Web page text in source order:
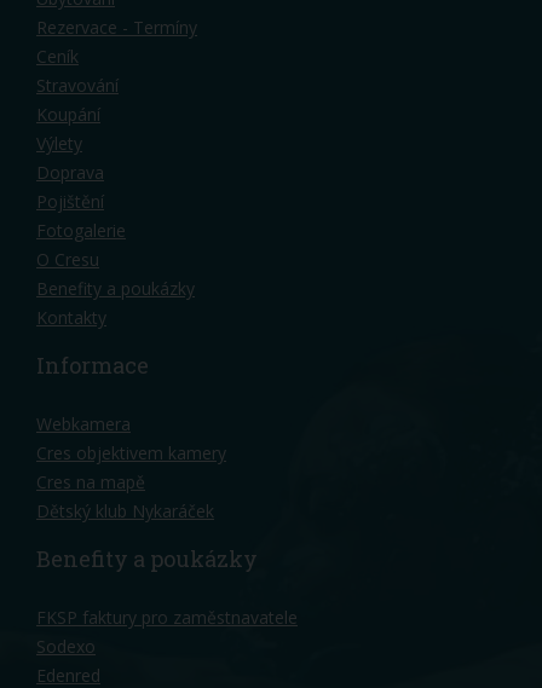
Rezervace - Termíny
Ceník
Stravování
Koupání
Výlety
Doprava
Pojištění
Fotogalerie
O Cresu
Benefity a poukázky
Kontakty
Informace
Webkamera
Cres objektivem kamery
Cres na mapě
Dětský klub Nykaráček
Benefity a poukázky
FKSP faktury pro zaměstnavatele
Sodexo
Edenred